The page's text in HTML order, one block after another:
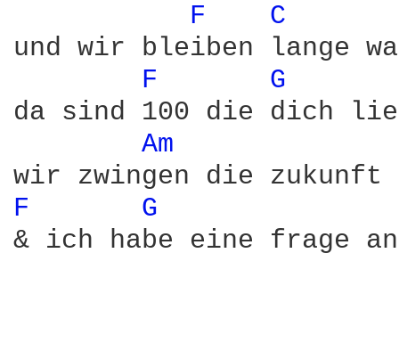
F
C
und wir bleiben lange
F
G
da sind 100 die dich
Am
F
G
& ich habe eine frage